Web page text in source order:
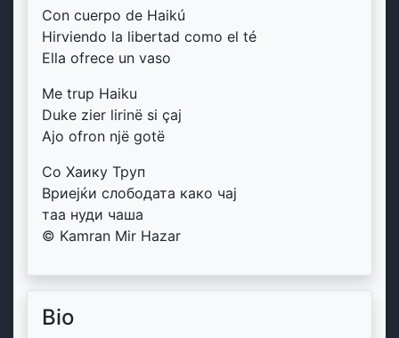
Con cuerpo de Haikú
Hirviendo la libertad como el té
Ella ofrece un vaso
Me trup Haiku
Duke zier lirinë si çaj
Ajo ofron një gotë
Со Хаику Труп
Вриејќи слободата како чај
таа нуди чаша
© Kamran Mir Hazar
Bio